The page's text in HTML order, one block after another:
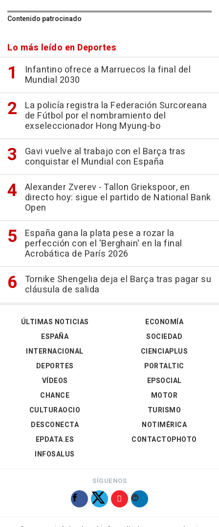
Contenido patrocinado
Lo más leído en Deportes
Infantino ofrece a Marruecos la final del
Mundial 2030
La policía registra la Federación Surcoreana
de Fútbol por el nombramiento del
exseleccionador Hong Myung-bo
Gavi vuelve al trabajo con el Barça tras
conquistar el Mundial con España
Alexander Zverev - Tallon Griekspoor, en
directo hoy: sigue el partido de National Bank
Open
España gana la plata pese a rozar la
perfección con el 'Berghain' en la final
Acrobática de París 2026
Tornike Shengelia deja el Barça tras pagar su
cláusula de salida
ÚLTIMAS NOTICIAS
ESPAÑA
INTERNACIONAL
DEPORTES
VÍDEOS
ECONOMÍA
SOCIEDAD
CIENCIAPLUS
PORTALTIC
EPSOCIAL
CHANCE
CULTURAOCIO
DESCONECTA
EPDATA.ES
INFOSALUS
MOTOR
TURISMO
NOTIMÉRICA
CONTACTOPHOTO
SÍGUENOS